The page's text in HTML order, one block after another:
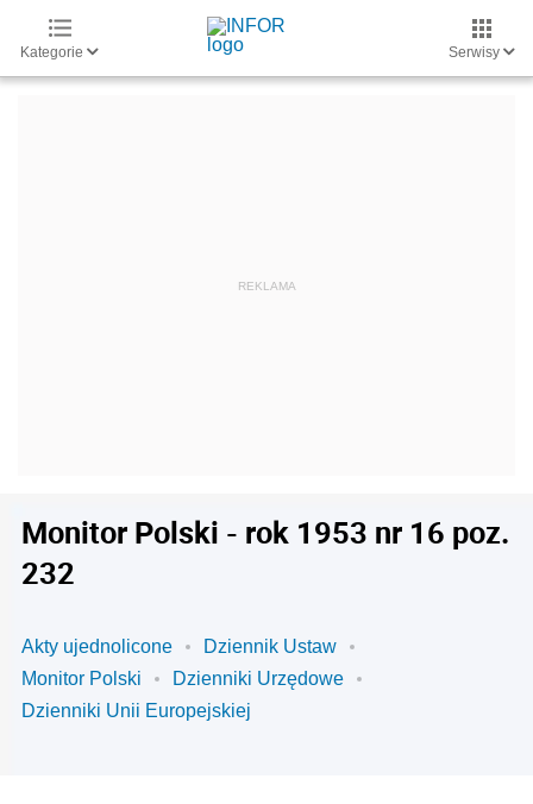
Kategorie Serwisy
Monitor Polski - rok 1953 nr 16 poz.
232
Akty ujednolicone
Dziennik Ustaw
Monitor Polski
Dzienniki Urzędowe
Dzienniki Unii Europejskiej